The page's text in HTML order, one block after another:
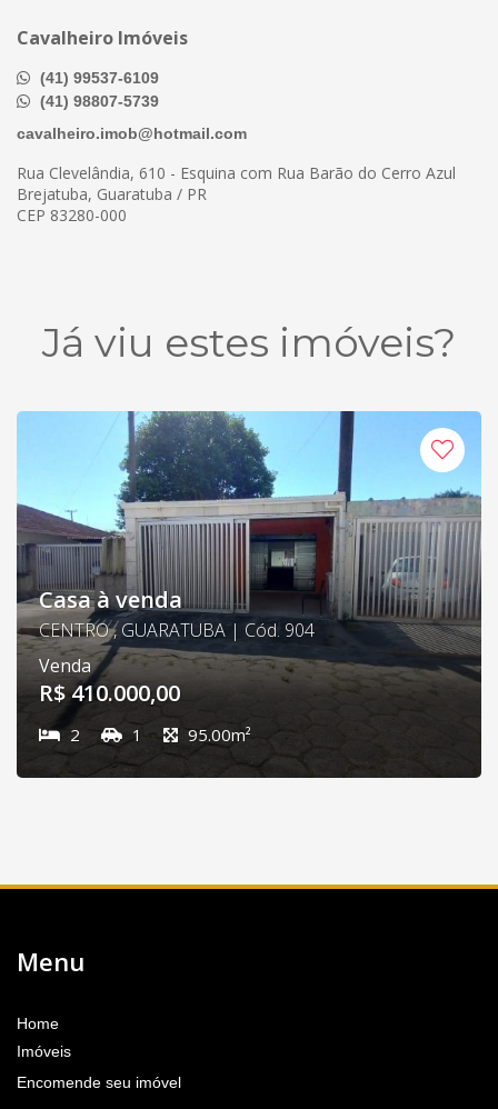
Cavalheiro Imóveis
(41) 99537-6109
(41) 98807-5739
cavalheiro.imob@hotmail.com
Rua Clevelândia, 610 - Esquina com Rua Barão do Cerro Azul
Brejatuba, Guaratuba / PR
CEP 83280-000
Já viu estes imóveis?
Casa à venda
CENTRO , GUARATUBA | Cód. 904
Venda
R$ 410.000,00
2 1 95.00m²
Menu
Home
Imóveis
Encomende seu imóvel